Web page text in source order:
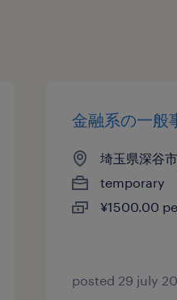
金融系の一般
埼玉県深谷
temporary
¥1500.00
posted 29 july